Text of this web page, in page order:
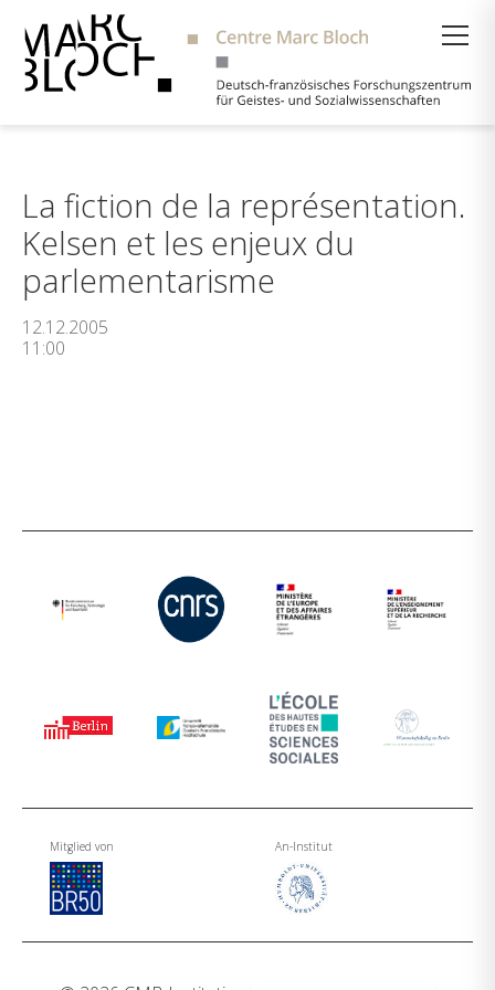
La fiction de la représentation.
Kelsen et les enjeux du
parlementarisme
12.12.2005
11:00
Mitglied von An-Institut